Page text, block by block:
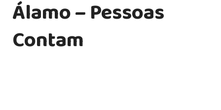
Álamo – Pessoas
Contam